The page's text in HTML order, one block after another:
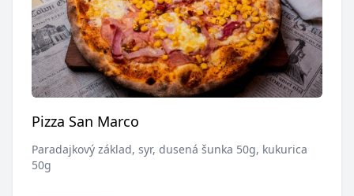
Pizza San Marco
Paradajkový základ, syr, dusená šunka 50g, kukurica
50g